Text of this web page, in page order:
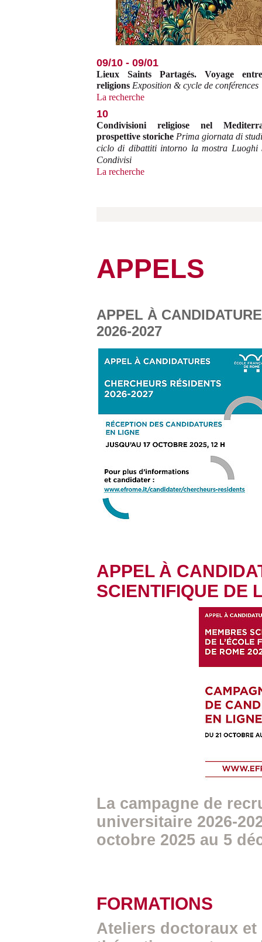
09/10 - 09/01
Lieux Saints Partagés. Voyage
religions Exposition & cycle de conférences
La recherche
10
Condivisioni religiose nel
prospettive storiche Prima giornata di
ciclo di dibattiti intorno la mostra Luoghi
Condivisi
La recherche
APPELS
APPEL À
2026-2027
APPEL À
SCIENTIFIQUE DE
La campagne de
universitaire 2026-
octobre 2025 au 5
FORMATIONS
Ateliers doctoraux et